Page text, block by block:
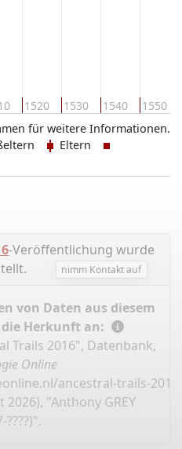
1520 1530 1540 1550
für weitere Informationen.
Eltern
-Veröffentlichung wurde
nimm Kontakt auf
von Daten aus diesem
Herkunft an:
Trails 2016", Datenbank,
Online
ancestral-trails-
"Anthony GREY
????)".